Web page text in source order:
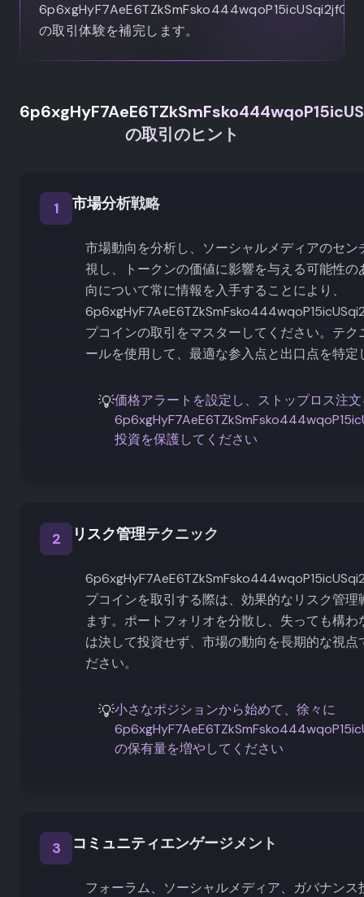
の取引体験を補完します。
の取引のヒント
1 市場分析戦略
市場動向を分析し、ソーシャルメディアのセン
視し、トークンの価値に影響を与える可能性の
向について常に情報を入手することにより、
プコインの取引をマスターしてください。テク
ールを使用して、最適な参入点と出口点を特定
💡価格アラートを設定し、ストップロス注
投資を保護してください
2 リスク管理テクニック
プコインを取引する際は、効果的なリスク管理
ます。ポートフォリオを分散し、失っても構わ
は決して投資せず、市場の動向を長期的な視点
ださい。
💡小さなポジションから始めて、徐々に
の保有量を増やしてください
3 コミュニティエンゲージメント
フォーラム、ソーシャルメディア、ガバナンス